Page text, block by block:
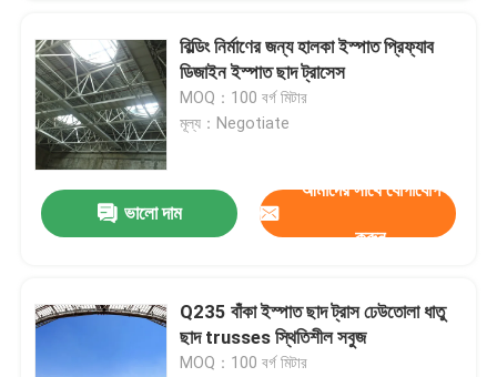
বিল্ডিং নির্মাণের জন্য হালকা ইস্পাত প্রিফ্যাব
ডিজাইন ইস্পাত ছাদ ট্রাসেস
MOQ：100 বর্গ মিটার
মূল্য：Negotiate
ভালো দাম
আমাদের সাথে যোগাযোগ
করুন
Q235 বাঁকা ইস্পাত ছাদ ট্রাস ঢেউতোলা ধাতু
ছাদ trusses স্থিতিশীল সবুজ
MOQ：100 বর্গ মিটার